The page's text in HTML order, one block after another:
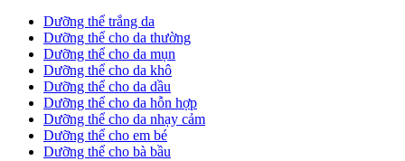
Dưỡng thể trắng da
Dưỡng thể cho da thường
Dưỡng thể cho da mụn
Dưỡng thể cho da khô
Dưỡng thể cho da dầu
Dưỡng thể cho da hỗn hợp
Dưỡng thể cho da nhạy cảm
Dưỡng thể cho em bé
Dưỡng thể cho bà bầu